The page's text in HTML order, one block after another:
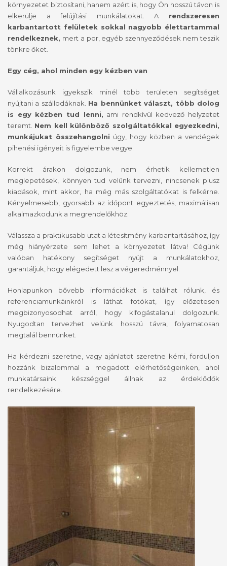
környezetet biztosítani, hanem azért is, hogy Ön hosszú távon is
elkerülje a felújítási munkálatokat. A rendszeresen
karbantartott felületek sokkal nagyobb élettartammal
rendelkeznek, mert a por, egyéb szennyeződések nem teszik
tönkre őket.
Egy cég, ahol minden egy kézben van
Vállalkozásunk igyekszik minél több területen segítséget
nyújtani a szállodáknak. Ha bennünket választ, több dolog
is egy kézben tud lenni, ami rendkívül kedvező helyzetet
teremt. Nem kell különböző szolgáltatókkal egyezkedni,
munkájukat összehangolni úgy, hogy közben a vendégek
pihenési igényeit is figyelembe vegye.
Korrekt árakon dolgozunk, nem érhetik kellemetlen
meglepetések, könnyen tud velünk tervezni, nincsenek plusz
kiadások, mint akkor, ha még más szolgáltatókat is felkérne.
Kényelmesebb, gyorsabb az időpont egyeztetés, maximálisan
alkalmazkodunk a megrendelőkhöz.
Válassza a praktikusabb utat a létesítmény karbantartásához, így
még hiányérzete sem lehet a környezetet látva! Cégünk
valóban hatékony segítséget nyújt a munkálatokhoz,
garantáljuk, hogy elégedett lesz a végeredménnyel.
Honlapunkon bővebb információkat is találhat rólunk, és
referenciamunkáinkról is láthat fotókat, így előzetesen
megbizonyosodhat arról, hogy kifogástalanul dolgozunk.
Nyugodtan tervezhet velünk hosszú távra, folyamatosan
megtalál bennünket.
Ha kérdezni szeretne, vagy ajánlatot szeretne kérni, forduljon
hozzánk bizalommal a megadott elérhetőségeinken, ahol
munkatársaink készséggel állnak az érdeklődők
rendelkezésére.